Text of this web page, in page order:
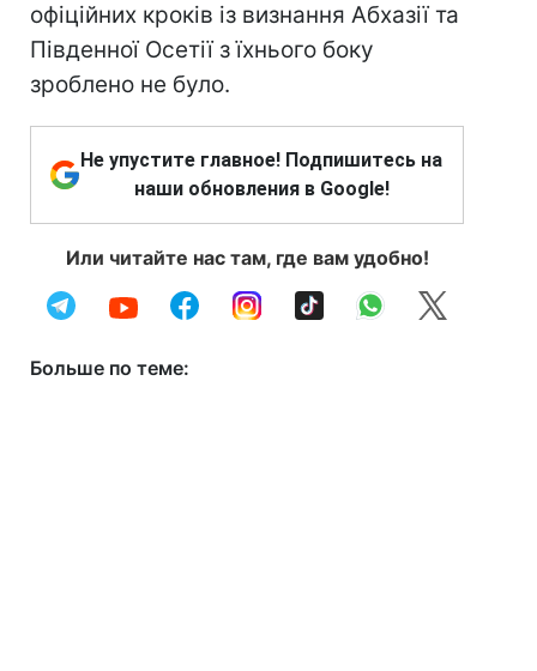
офіційних кроків із визнання Абхазії та
Південної Осетії з їхнього боку
зроблено не було.
Не упустите главное! Подпишитесь на
наши обновления в Google!
Или читайте нас там, где вам удобно!
Больше по теме: